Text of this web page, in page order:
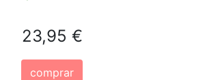
23,95 €
comprar